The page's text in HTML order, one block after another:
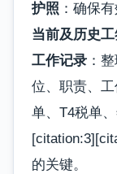
护照 ：确保
当前及历史
工作记录 ：
位、职责、
单、T4税单
的关键。